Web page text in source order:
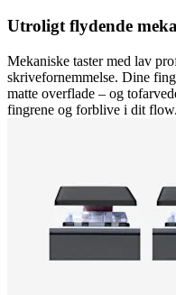
Utroligt flydende
Mekaniske taster med lav
skrivefornemmelse. Dine
matte overflade – og
fingrene og forblive i dit flow.